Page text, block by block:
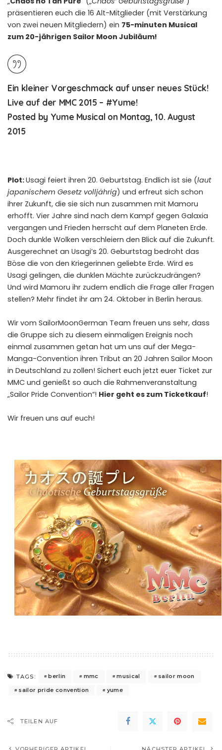
präsentieren euch die 16 Alt-Mitglieder (mit Verstärkung
von zwei neuen Mitgliedern) ein 75-minuten Musical
zum 20-jährigen Sailor Moon Jubiläum!
Ein kleiner Vorgeschmack auf unser neues Stück!
Live auf der MMC 2015 – #Yume!
Posted by Yume Musical on Montag, 10. August
2015
Plot:Usagi‬ feiert ihren 20. Geburtstag. Endlich ist sie (laut
japanischem Gesetz volljährig) und erfreut sich schon
ihrer Zukunft, die sie sich nun zusammen mit Mamoru
erhofft. Vier Jahre sind nach dem Kampf gegen Galaxia
vergangen und Frieden herrscht auf dem Planeten Erde.
Doch dunkle Wolken verschleiern den Blick auf die Zukunft.
Ausgerechnet an Usagi’s 20. Geburtstag bedroht das
Böse die von den Kriegerinnen geliebte Erde. Wird es
Usagi gelingen, die dunklen Mächte zurückzudrängen?
Und wird Mamoru ihr zudem endlich die Frage aller Fragen
stellen? Mehr findet ihr am 24. Oktober in Berlin heraus.
Wir vom SailorMoonGerman Team freuen uns sehr, dass
die Gruppe sich zu diesem einmaligen Ereignis noch
einmal zusammen getan hat um uns auf der Mega-
Manga-Convention ihren Tribut an 20 Jahren Sailor Moon
in Deutschland zu zollen! Sichert euch jetzt euer Ticket zur
MMC und genießt so auch die Rahmenveranstaltung
„Sailor Pride Convention“! Hier geht es zum Ticketkauf!
Wir freuen uns auf euch!
TAGS: berlin mmc musical
sailor moon
sailor pride convention
yume
TEILEN AUF